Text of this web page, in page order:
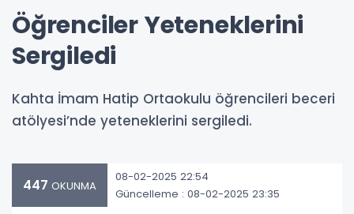
Öğrenciler Yeteneklerini
Sergiledi
Kahta İmam Hatip Ortaokulu öğrencileri beceri
atölyesi’nde yeteneklerini sergiledi.
447 OKUNMA
08-02-2025 22:54
Güncelleme : 08-02-2025 23:35